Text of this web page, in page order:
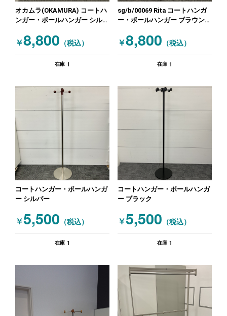
オカムラ(OKAMURA) コートハ
ンガー・ポールハンガー シルバ
￥8,800 （税込）
在庫 1
sg/b/00069 Rita コートハンガ
ー・ポールハンガー ブラウン
￥8,800 （税込）
在庫 1
コートハンガー・ポールハンガ
ー シルバー
￥5,500 （税込）
在庫 1
コートハンガー・ポールハンガ
ー ブラック
￥5,500 （税込）
在庫 1